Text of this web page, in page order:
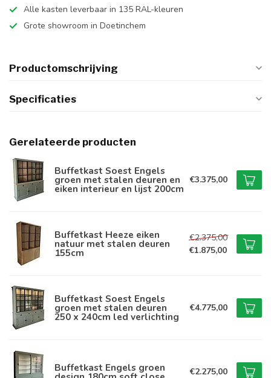
Alle kasten leverbaar in 135 RAL-kleuren
Grote showroom in Doetinchem
Productomschrijving
Specificaties
Gerelateerde producten
Buffetkast Soest Engels
groen met stalen deuren en
eiken interieur en lijst 200cm
€3.375,00
Buffetkast Heeze eiken
natuur met stalen deuren
155cm
€2.375,00
€1.875,00
Buffetkast Soest Engels
groen met stalen deuren
250 x 240cm led verlichting
€4.775,00
Buffetkast Engels groen €2.275,00